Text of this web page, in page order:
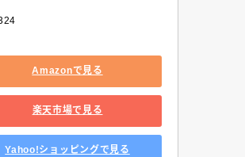
Amazonで見る
楽天市場で見る
Yahoo!ショッピングで見る